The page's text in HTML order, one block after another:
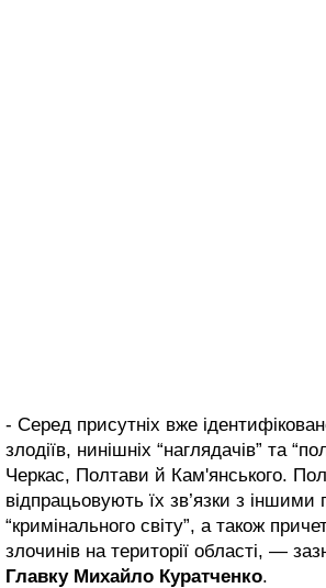
- Серед присутніх вже
злодіїв, нинішніх “наглядачів” та
Черкас, Полтави й Кам'янського.
відпрацьовують їх зв’язки з іншими
“кримінального світу”, а також
злочинів на території області, —
Главку Михайло Куратченко.